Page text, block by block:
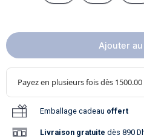
Ajouter
Emballage cadeau offert
Livraison gratuite dès 890